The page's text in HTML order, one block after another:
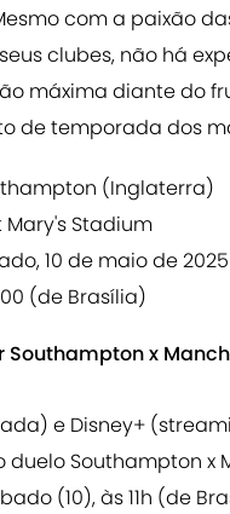
com a paixão
clubes, não há
máxima diante do
de temporada dos
(Inglaterra)
Mary's Stadium
10 de maio de 2025
(de Brasília)
Southampton x
e Disney+
duelo Southampton x
(10), às 11h (de